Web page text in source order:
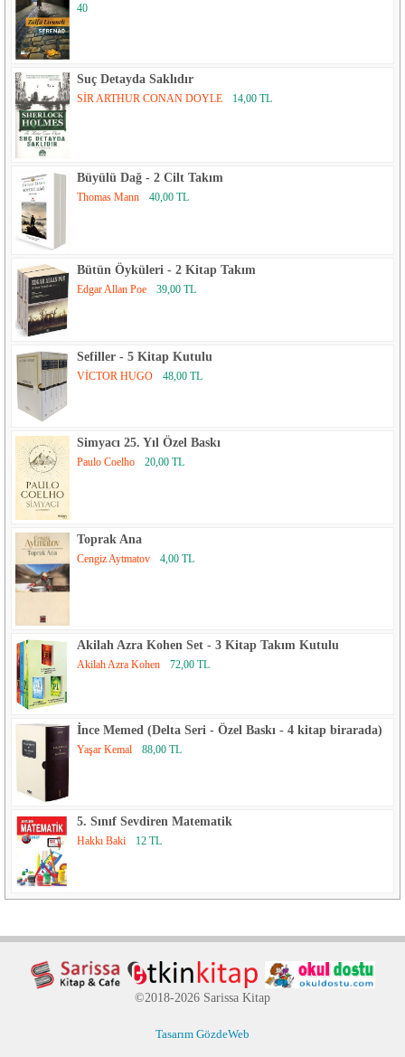
40
Suç Detayda Saklıdır
SİR ARTHUR CONAN DOYLE 14,00 TL
Büyülü Dağ - 2 Cilt Takım
Thomas Mann 40,00 TL
Bütün Öyküleri - 2 Kitap Takım
Edgar Allan Poe 39,00 TL
Sefiller - 5 Kitap Kutulu
VİCTOR HUGO 48,00 TL
Simyacı 25. Yıl Özel Baskı
Paulo Coelho 20,00 TL
Toprak Ana
Cengiz Aytmatov 4,00 TL
Akilah Azra Kohen Set - 3 Kitap Takım Kutulu
Akilah Azra Kohen 72,00 TL
İnce Memed (Delta Seri - Özel Baskı - 4 kitap birarada)
Yaşar Kemal 88,00 TL
5. Sınıf Sevdiren Matematik
Hakkı Baki 12 TL
©2018-2026 Sarissa Kitap
Tasarım GözdeWeb